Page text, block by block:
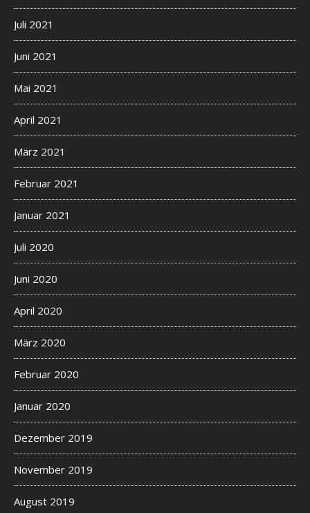
Juli 2021
Juni 2021
Mai 2021
April 2021
März 2021
Februar 2021
Januar 2021
Juli 2020
Juni 2020
April 2020
März 2020
Februar 2020
Januar 2020
Dezember 2019
November 2019
August 2019